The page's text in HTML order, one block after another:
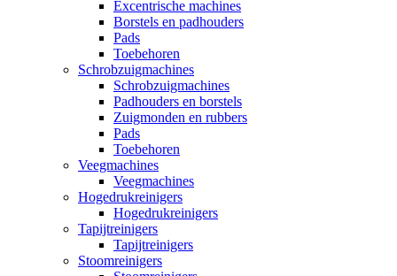
Excentrische machines
Borstels en padhouders
Pads
Toebehoren
Schrobzuigmachines
Schrobzuigmachines
Padhouders en borstels
Zuigmonden en rubbers
Pads
Toebehoren
Veegmachines
Veegmachines
Hogedrukreinigers
Hogedrukreinigers
Tapijtreinigers
Tapijtreinigers
Stoomreinigers